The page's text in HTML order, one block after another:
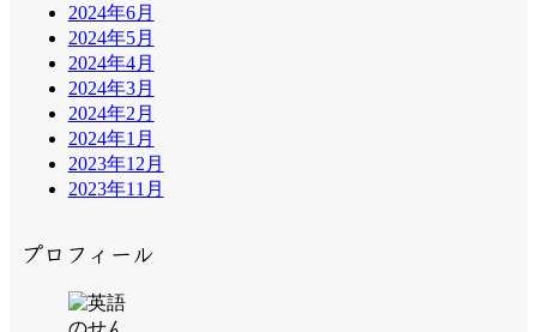
2024年6月
2024年5月
2024年4月
2024年3月
2024年2月
2024年1月
2023年12月
2023年11月
プロフィール